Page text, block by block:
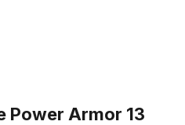
Power Armor 13